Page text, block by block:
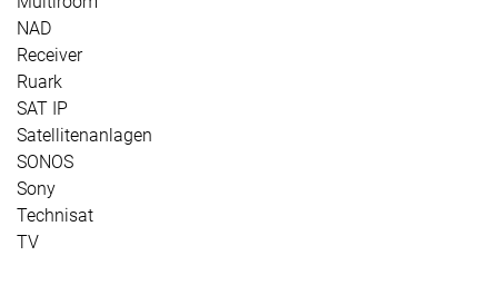
NAD
Receiver
Ruark
SAT IP
Satellitenanlagen
SONOS
Sony
Technisat
TV